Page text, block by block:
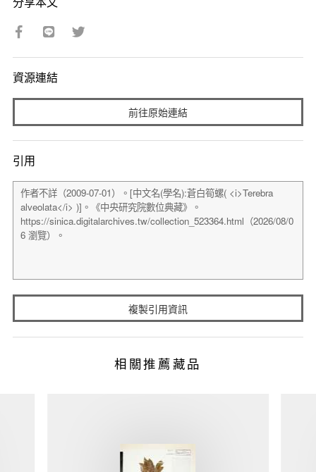
資源連結
前往原始連結
引用
複製引用資訊
相關推薦藏品